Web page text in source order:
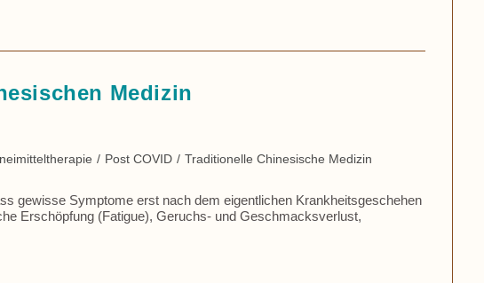
Medizin
/ Post COVID / Traditionelle Chinesische Medizin
gewisse Symptome erst nach dem eigentlichen Krankheitsgeschehen
Erschöpfung (Fatigue), Geruchs- und Geschmacksverlust,